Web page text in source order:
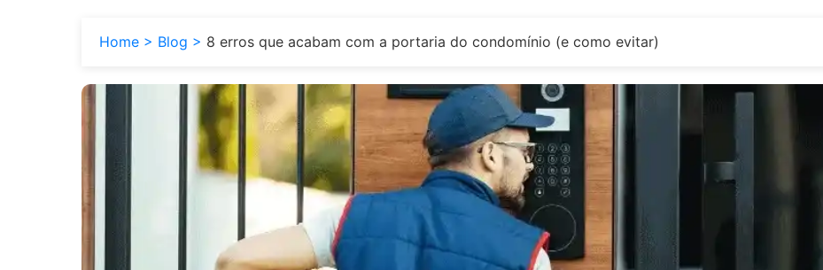
Home Blog 8 erros que acabam com a portaria do condomínio (e como evitar)